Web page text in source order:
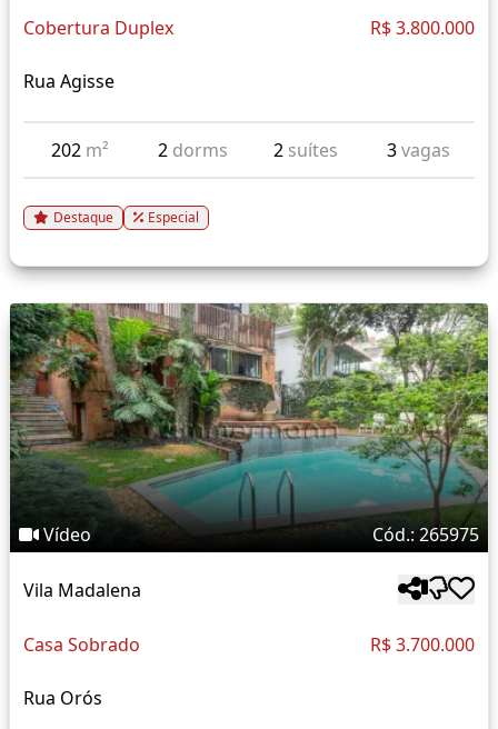
Cobertura Duplex R$ 3.800.000
Rua Agisse
202 m² 2 dorms 2 suítes 3vagas
Destaque Especial
Vídeo Cód.: 265975
Vila Madalena
Casa Sobrado R$ 3.700.000
Rua Orós